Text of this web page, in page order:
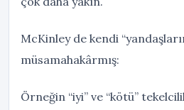
McKinley de kendi
müsamahakârmış:
Örneğin “iyi” ve “kötü”